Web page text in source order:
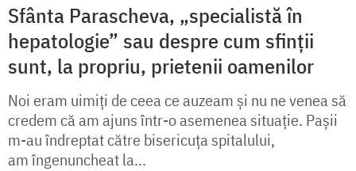
Sfânta Parascheva, „specialistă în
hepatologie” sau despre cum sfinții
sunt, la propriu, prietenii oamenilor
Noi eram uimiţi de ceea ce auzeam şi nu ne venea să
credem că am ajuns într-o asemenea situaţie. Pașii
m-au îndreptat către bisericuţa spitalului,
am îngenuncheat la...